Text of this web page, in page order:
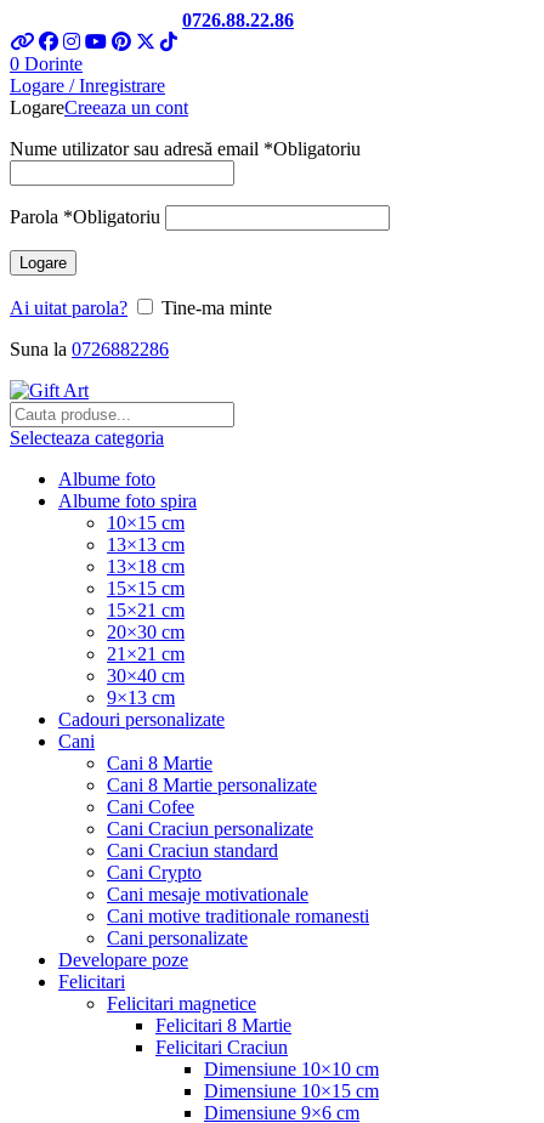
0726.88.22.86
0 Dorinte
Logare / Inregistrare
LogareCreeaza un cont
Nume utilizator sau adresă email *Obligatoriu
Parola *Obligatoriu
Logare
Ai uitat parola?
Tine-ma minte
Suna la 0726882286
Selecteaza categoria
Albume foto
Albume foto spira
10×15 cm
13×13 cm
13×18 cm
15×15 cm
15×21 cm
20×30 cm
21×21 cm
30×40 cm
9×13 cm
Cadouri personalizate
Cani
Cani 8 Martie
Cani 8 Martie personalizate
Cani Cofee
Cani Craciun personalizate
Cani Craciun standard
Cani Crypto
Cani mesaje motivationale
Cani motive traditionale romanesti
Cani personalizate
Developare poze
Felicitari
Felicitari magnetice
Felicitari 8 Martie
Felicitari Craciun
Dimensiune 10×10 cm
Dimensiune 10×15 cm
Dimensiune 9×6 cm